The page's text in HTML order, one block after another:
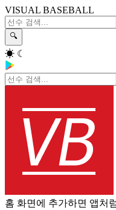
VISUAL BASEBALL
🔍
☀ ☾
홈 화면에 추가하면 앱처